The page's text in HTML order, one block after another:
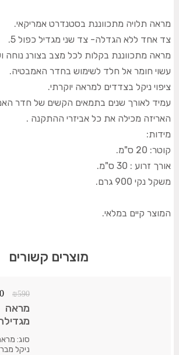
מראה תלויה מתכווננת בסטנדרט אמריקאי.
צד אחד ללא הגדלה- צד שני מגדיל כפול 5.
מראה מתכווננת בקלות לכל מצב בצורנ נוחה
עשוי חומר אל חלד לשימוש בחדר האמבטיה.
ציפוי ניקל בצדדים למראה יוקרתי.
עמיד לאורך שנים בתמאים הקשים של חדר
האריזה מכילה את כל אביזרי ההתקנה .
מידות:
קוטר: 20 ס"מ.
אורך זרוע : 30 ס"מ.
משקל נקי 900 גרם.
המוצר קיים במלאי.
מוצרים קשורים
₪590
מראה
לקירסוג:
ניקל